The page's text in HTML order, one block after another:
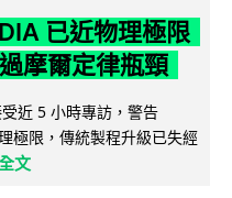
已近物理極限
摩爾定律瓶頸
近 5 小時專訪，警告
極限，傳統製程升級已失經
文